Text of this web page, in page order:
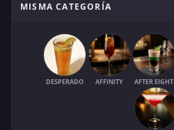
MISMA CATEGORÍA
DESPERADO AFFINITY AFTER EIGHT